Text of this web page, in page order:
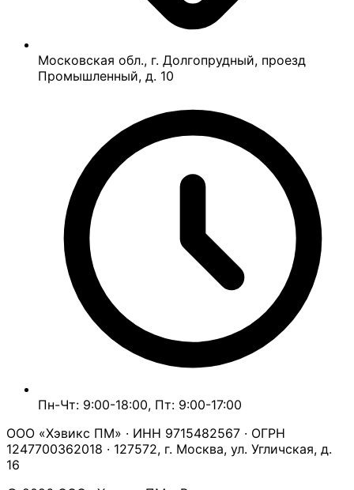
Московская обл., г. Долгопрудный, проезд
Промышленный, д. 10
Пн-Чт: 9:00-18:00, Пт: 9:00-17:00
ООО «Хэвикс ПМ» · ИНН 9715482567 · ОГРН
1247700362018 · 127572, г. Москва, ул. Угличская, д.
16